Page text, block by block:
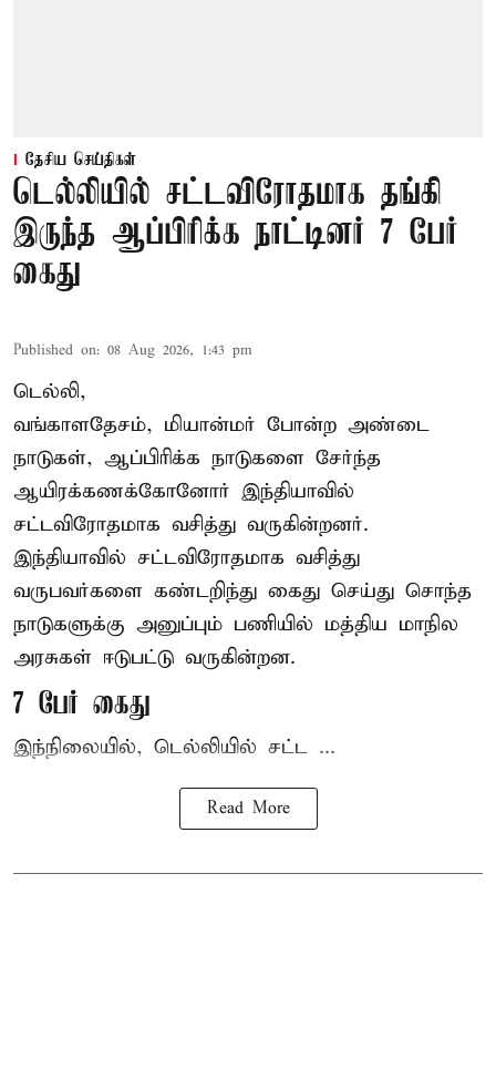
தேசிய செய்திகள்
டெல்லியில் சட்டவிரோதமாக தங்கி
இருந்த ஆப்பிரிக்க நாட்டினர் 7 பேர்
கைது
Published on: 08 Aug 2026, 1:43 pm
டெல்லி,
வங்காளதேசம், மியான்மர் போன்ற அண்டை
நாடுகள், ஆப்பிரிக்க நாடுகளை சேர்ந்த
ஆயிரக்கணக்கோனோர் இந்தியாவில்
சட்டவிரோதமாக வசித்து வருகின்றனர்.
இந்தியாவில் சட்டவிரோதமாக வசித்து
வருபவர்களை கண்டறிந்து கைது செய்து சொந்த
நாடுகளுக்கு அனுப்பும் பணியில் மத்திய மாநில
அரசுகள் ஈடுபட்டு வருகின்றன.
7 பேர் கைது
இந்நிலையில், டெல்லியில் சட்ட ...
Read More